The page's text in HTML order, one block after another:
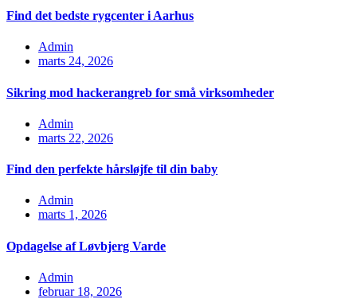
Find det bedste rygcenter i Aarhus
Admin
marts 24, 2026
Sikring mod hackerangreb for små virksomheder
Admin
marts 22, 2026
Find den perfekte hårsløjfe til din baby
Admin
marts 1, 2026
Opdagelse af Løvbjerg Varde
Admin
februar 18, 2026